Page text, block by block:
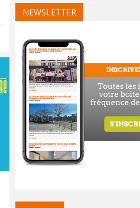
NEWSLETTER